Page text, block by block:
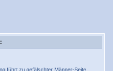
führt zu gefälschter Männer-Seite